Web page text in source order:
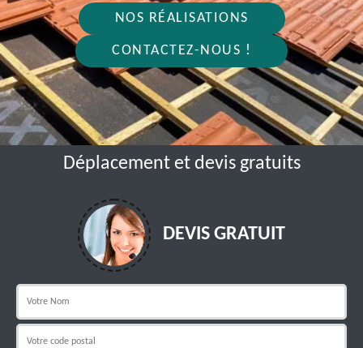
NOS RÉALISATIONS
CONTACTEZ-NOUS !
Déplacement et devis gratuits
DEVIS GRATUIT